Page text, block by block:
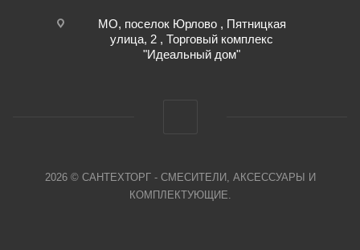
МО, поселок Юрлово , Пятницкая
улица, 2 , Торговый комплекс
"Идеальный дом"
2026 © САНТЕХТОРГ - СМЕСИТЕЛИ, АКСЕССУАРЫ И
КОМПЛЕКТУЮЩИЕ.